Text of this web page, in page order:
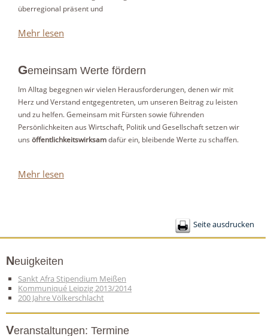
überregional präsent und
Mehr lesen
Gemeinsam Werte fördern
Im Alltag begegnen wir vielen Herausforderungen, denen wir mit
Herz und Verstand entgegentreten, um unseren Beitrag zu leisten
und zu helfen. Gemeinsam mit Fürsten sowie führenden
Persönlichkeiten aus Wirtschaft, Politik und Gesellschaft setzen wir
uns öffentlichkeitswirksamdafür ein, bleibende Werte zu schaffen.
Mehr lesen
Seite ausdrucken
Neuigkeiten
Sankt Afra Stipendium Meißen
Kommuniqué Leipzig 2013/2014
200 Jahre Völkerschlacht
Veranstaltungen: Termine